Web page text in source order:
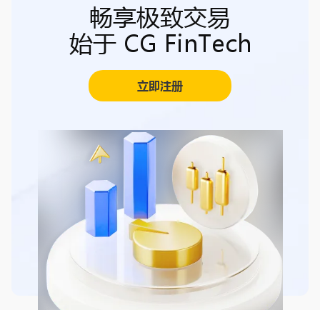
畅享极致交易
始于 CG FinTech
立即注册